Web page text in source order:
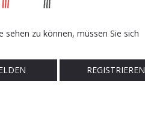
sehen zu können, müssen Sie sich
REGISTRIEREN